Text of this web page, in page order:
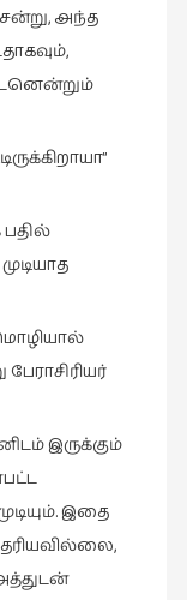
,அந்த
,
”
பதில்
முடியாத
பேராசிரியர்
இருக்கும்
.இதை
,